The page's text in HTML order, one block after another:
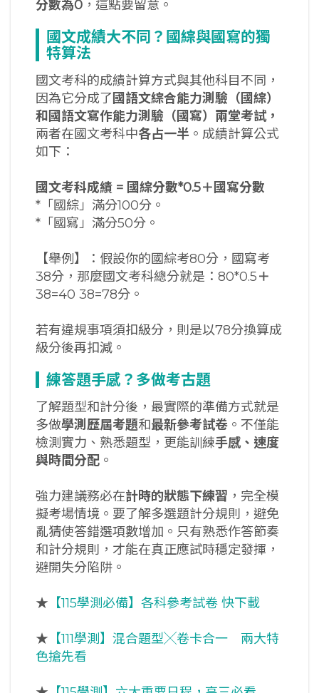
分數為0 ，這點要留意。
國文成績大不同？國綜與國寫的獨
特算法
國文考科的成績計算方式與其他科目不同，
因為它分成了 國語文綜合能力測驗（國綜）
和國語文寫作能力測驗（國寫）兩堂考試，
兩者在國文考科中各占一半 。成績計算公式
如下：
國文考科成績 = 國綜分數*0.5＋國寫分數
*「國綜」滿分100分。
*「國寫」滿分50分。
【舉例】：假設你的國綜考80分，國寫考
38分，那麼國文考科總分就是：80*0.5＋
38=40 38=78分。
若有違規事項須扣級分，則是以78分換算成
級分後再扣減。
練答題手感？多做考古題
了解題型和計分後，最實際的準備方式就是
多做學測歷屆考題和最新參考試卷 。不僅能
檢測實力、熟悉題型，更能訓練手感、速度
與時間分配 。
強力建議務必在計時的狀態下練習 ，完全模
擬考場情境。要了解多選題計分規則，避免
亂猜使答錯選項數增加。只有熟悉作答節奏
和計分規則，才能在真正應試時穩定發揮，
避開失分陷阱。
★ 【115學測必備】各科參考試卷 快下載
★ 【111學測】混合題型╳卷卡合一 兩大特
色搶先看